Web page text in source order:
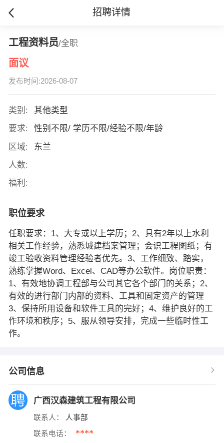
招聘详情
工程资料员/全职
面议
发布时间:2026-08-07
类别:
其他类型
要求:
性别不限/ 学历不限/经验不限/年龄
区域:
东兰
人数:
福利:
职位要求
任职要求：1、大专或以上学历；2、具有2年以上水利
相关工作经验，熟悉城建档案管理；会识工程图纸；有
竣工验收资料管理经验者优先。3、工作细致、踏实，
熟练掌握Word、Excel、CAD等办公软件。岗位职责：
1、有效地协调工程部与公司其它各个部门的关系；2、
有效的进行部门内部的资料、工具和固定资产的管理
3、保持所用设备和软件工具的完好；4、维护良好的工
作环境和秩序；5、服从领导安排，完成一些临时性工
作。
公司信息
广西汉森建筑工程有限公司
联系人： 人事部
联系电话： ****